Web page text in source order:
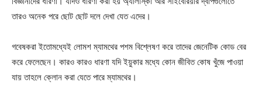
Champs21
তারও অনেক পরে ছোট ছোট দলে দেখা যেত এদের।
গবেষকরা ইতোমধ্যেই লােমশ ম্যামথের পশম বিশ্লেষণ করে তাদের জেনেটিক কোড বের
করে ফেলেছেন। কারও কারও ধারণা যদি ইয়ুকার মধ্যে কোন জীবিত কোষ খুঁজে পাওয়া
যায় তাহলে ক্লোন করা যেতে পারে ম্যামথের।